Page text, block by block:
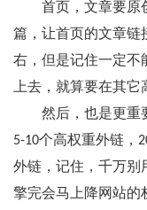
首页，文章要原创
篇，让首页的文章链
右，但是记住一定不
上去，就算要在其它
然后，也是更重要
5-10个高权重外链，
外链，记住，千万别
擎完会马上降网站的